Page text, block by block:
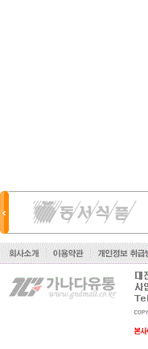
롯데제과
유한킴벌리
미래생활